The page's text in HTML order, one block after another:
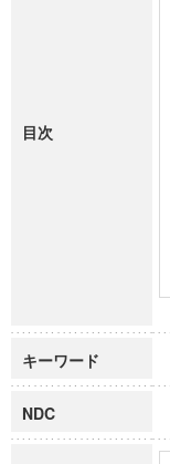
目次
キーワード
NDC